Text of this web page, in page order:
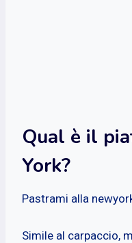
Qual è il
York?
Pastrami alla
Simile al carpaccio,